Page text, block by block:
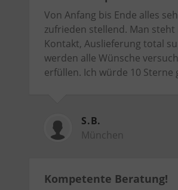
Von Anfang bis Ende alles
zufrieden stellend. Man
Kontakt, Auslieferung total
werden alle Wünsche
erfüllen. Ich würde 10 Sterne
S.B.
München
Kompetente Beratung!